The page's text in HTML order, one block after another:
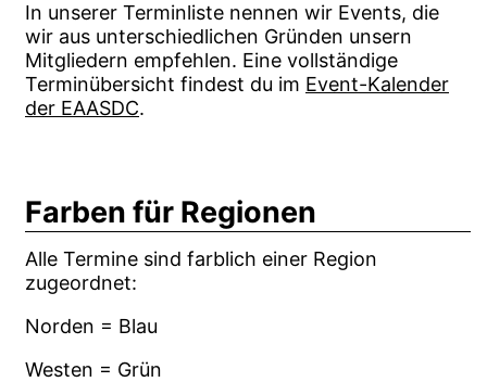
In unserer Terminliste nennen wir Events, die
wir aus unterschiedlichen Gründen unsern
Mitgliedern empfehlen. Eine vollständige
Terminübersicht findest du im Event-Kalender
der EAASDC.
Farben für Regionen
Alle Termine sind farblich einer Region
zugeordnet:
Norden = Blau
Westen = Grün